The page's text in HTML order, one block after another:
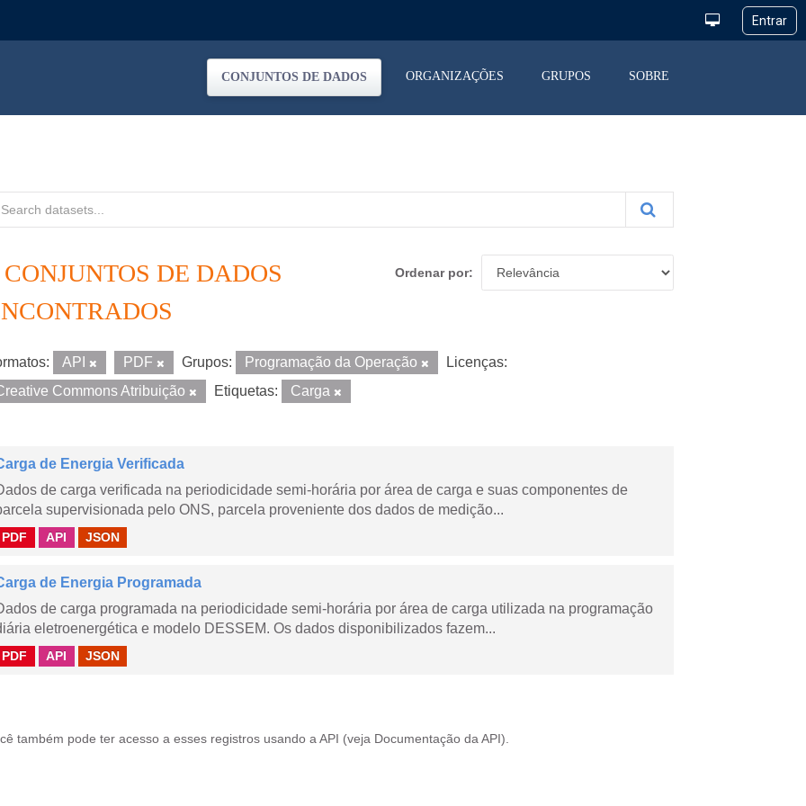
CONJUNTOS DE DADOS ORGANIZAÇÕES GRUPOS SOBRE
Ordenar por
CONJUNTOS DE DADOS
API PDF Grupos: Programação da Operação
Licenças:
Commons Atribuição
Etiquetas: Carga
de Energia Verificada
de carga verificada na periodicidade semi-horária por área de carga e suas componentes de
supervisionada pelo ONS, parcela proveniente dos dados de medição...
PDF API JSON
de Energia Programada
de carga programada na periodicidade semi-horária por área de carga utilizada na programação
eletroenergética e modelo DESSEM. Os dados disponibilizados fazem...
PDF API JSON
também pode ter acesso a esses registros usando a API (veja Documentação da API ).